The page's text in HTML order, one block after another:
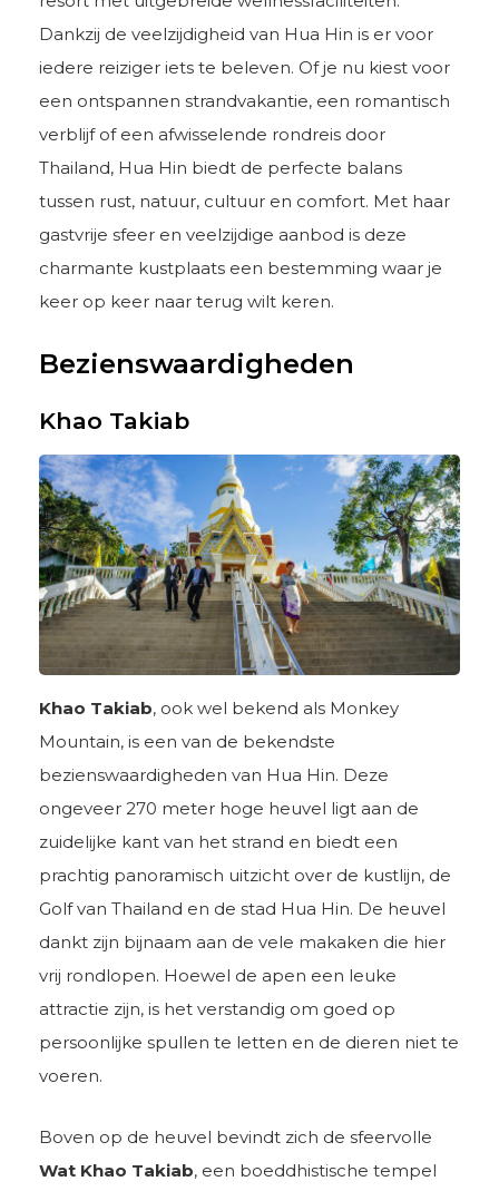
Dankzij de veelzijdigheid van Hua Hin is er voor
iedere reiziger iets te beleven. Of je nu kiest voor
een ontspannen strandvakantie, een romantisch
verblijf of een afwisselende rondreis door
Thailand, Hua Hin biedt de perfecte balans
tussen rust, natuur, cultuur en comfort. Met haar
gastvrije sfeer en veelzijdige aanbod is deze
charmante kustplaats een bestemming waar je
keer op keer naar terug wilt keren.
Bezienswaardigheden
Khao Takiab
Khao Takiab, ook wel bekend als Monkey
Mountain, is een van de bekendste
bezienswaardigheden van Hua Hin. Deze
ongeveer 270 meter hoge heuvel ligt aan de
zuidelijke kant van het strand en biedt een
prachtig panoramisch uitzicht over de kustlijn, de
Golf van Thailand en de stad Hua Hin. De heuvel
dankt zijn bijnaam aan de vele makaken die hier
vrij rondlopen. Hoewel de apen een leuke
attractie zijn, is het verstandig om goed op
persoonlijke spullen te letten en de dieren niet te
voeren.
Boven op de heuvel bevindt zich de sfeervolle
Wat Khao Takiab, een boeddhistische tempel